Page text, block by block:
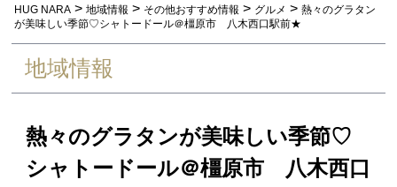
HUG NARA > 地域情報 > その他おすすめ情報 > グルメ > 熱々のグラタン
が美味しい季節♡シャトードール＠橿原市 八木西口駅前★
地域情報
熱々のグラタンが美味しい季節♡
シャトードール＠橿原市 八木西口